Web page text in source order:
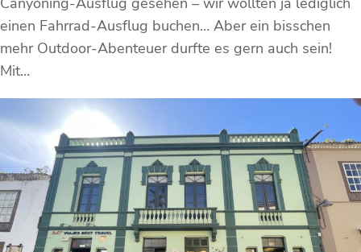
einen Fahrrad-Ausflug buchen… Aber ein bisschen
mehr Outdoor-Abenteuer durfte es gern auch sein!
Mit…